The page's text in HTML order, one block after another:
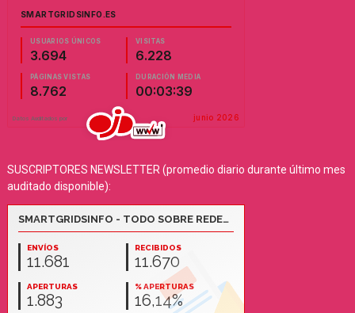
SUSCRIPTORES NEWSLETTER (promedio diario durante último mes
auditado disponible):